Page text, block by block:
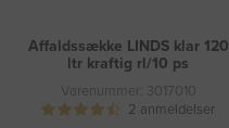
Affaldssække LINDS klar 120
ltr kraftig rl/10 ps
Varenummer: 3017010
2 anmeldelser